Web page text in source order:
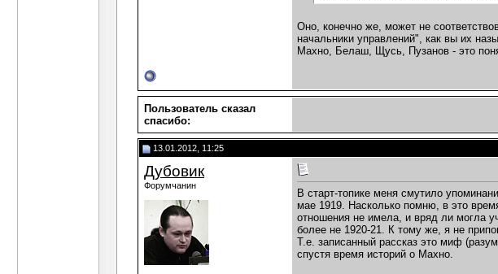
Оно, конечно же, может не
начальники управлений", как вы их
Махно, Белаш, Щусь, Пузанов - это
Пользователь сказал
cпасибо:
13.01.2012, 11:25
Дубовик
Форумчанин
В старт-топике меня смутило
мае 1919. Насколько помню, в это
отношения не имела, и вряд ли могла
более не 1920-21. К тому же, я не
Т.е. записанный рассказ это миф
спустя время историй о Махно.